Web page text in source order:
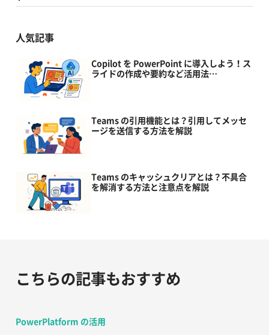
人気記事
Copilot を PowerPoint に導入しよう！ス
ライドの作成や要約など活用法…
Teams の引用機能とは？引用してメッセ
ージを送信する方法を解説
Teams のキャッシュクリアとは？不具合
を解消する方法と注意点を解説
こちらの記事もおすすめ
PowerPlatform の活用